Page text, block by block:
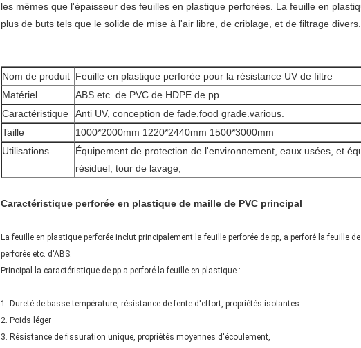
les mêmes que l'épaisseur des feuilles en plastique perforées. La feuille en
plus de buts tels que le solide de mise à l'air libre, de criblage, et de filtrage divers.
Nom de produit Feuille en plastique perforée pour la résistance UV de filtre
Matériel
ABS etc. de PVC de HDPE de pp
Caractéristique
Anti UV, conception de fade.food grade.various.
Taille
1000*2000mm 1220*2440mm 1500*3000mm
Utilisations
Équipement de protection de l'environnement, eaux usées, et
résiduel, tour de lavage,
Caractéristique perforée en plastique de maille de PVC principal
La feuille en plastique perforée inclut principalement la feuille perforée de pp, a perforé la feuille
perforée etc. d'ABS.
Principal la caractéristique de pp a perforé la feuille en plastique :
1. Dureté de basse température, résistance de fente d'effort, propriétés isolantes.
2. Poids léger
3. Résistance de fissuration unique, propriétés moyennes d'écoulement,